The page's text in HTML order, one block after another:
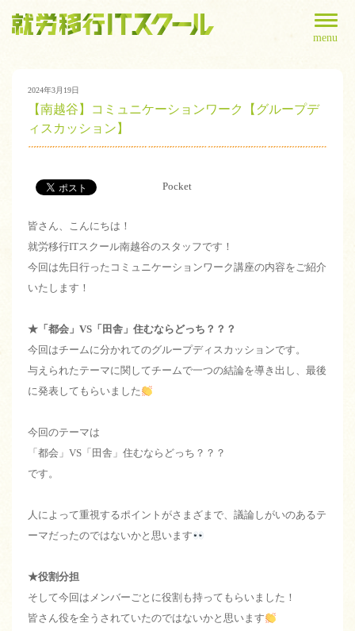
menu
2024年3月19日
【南越谷】コミュニケーションワーク【グループデ
ィスカッション】
Pocket
皆さん、こんにちは！
就労移行ITスクール南越谷のスタッフです！
今回は先日行ったコミュニケーションワーク講座の内容をご紹介
いたします！
★「都会」VS「田舎」住むならどっち？？？
今回はチームに分かれてのグループディスカッションです。
与えられたテーマに関してチームで一つの結論を導き出し、最後
に発表してもらいました
今回のテーマは
「都会」VS「田舎」住むならどっち？？？
です。
人によって重視するポイントがさまざまで、議論しがいのあるテ
ーマだったのではないかと思います
★役割分担
そして今回はメンバーごとに役割も持ってもらいました！
皆さん役を全うされていたのではないかと思います